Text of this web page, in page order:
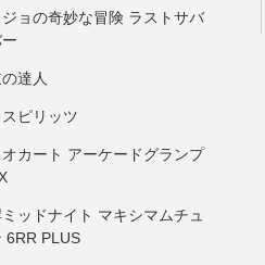
ョの奇妙な冒険 ラストサバ
達人
ピリッツ
カート アーケードグランプ
ッドナイト マキシマムチュ
6RR PLUS